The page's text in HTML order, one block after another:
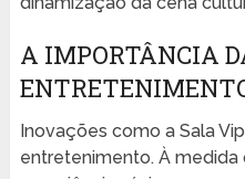
A IMPORTÂNCIA
Inovações como a Sala
entretenimento. À medida